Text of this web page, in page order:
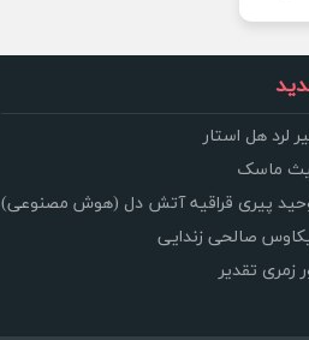
لرد هل استار
ماسک
پیری قراقیه آتش دل (هوش مصنوعی)
صالحی زندایی
زمری تقدیر